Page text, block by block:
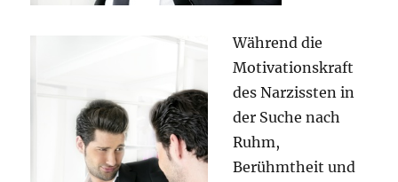
Während die
Motivationskraft
des Narzissten in
der Suche nach
Ruhm,
Berühmtheit und